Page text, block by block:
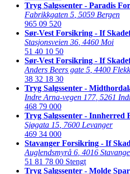
Tryg Salgssenter - Paradis
Fabrikkgaten 5 5059 Bergen
965 09 520
Sør-Vest Forsikring - If
Stasjonsveien 36 4460 Moi
51 40 10 50
Sør-Vest Forsikring - If
Anders Beers gate 5 4400
38 32 18 30
Tryg Salgssenter -
Indre Arna-vegen 177, 5261
468 79 000
Tryg Salgssenter - Innherred
Sjøgata 15 7600 Levanger
469 34 000
Stavanger Forsikring - If
Auglendsmyrå 6 4016
51 81 78 00 Stengt
Tryg Salgssenter - Molde